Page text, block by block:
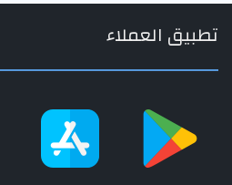
تطبيق العملاء